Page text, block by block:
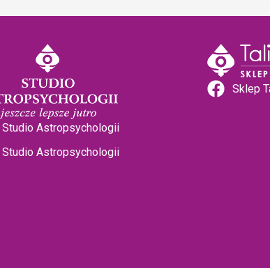
Studio Astropsychologii
Studio Astropsychologii
Sklep